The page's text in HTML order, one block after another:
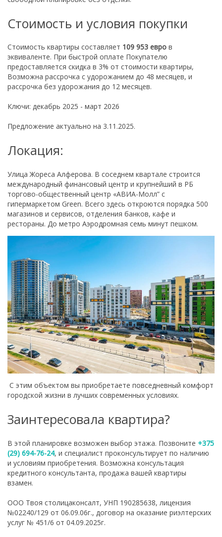
Стоимость и условия покупки
Стоимость квартиры составляет 109 953 евро в
эквиваленте. При быстрой оплате Покупателю
предоставляется скидка в 3% от стоимости квартиры,
Возможна рассрочка с удорожанием до 48 месяцев, и
рассрочка без удорожания до 12 месяцев.
Ключи: декабрь 2025 - март 2026
Предложение актуально на 3.11.2025.
Локация:
Улица Жореса Алферова. В соседнем квартале строится
международный финансовый центр и крупнейший в РБ
торгово-общественный центр «АВИА-Молл” с
гипермаркетом Green. Всего здесь откроются порядка 500
магазинов и сервисов, отделения банков, кафе и
рестораны. До метро Аэродромная семь минут пешком.
С этим объектом вы приобретаете повседневный комфорт
городской жизни в лучших современных условиях.
Заинтересовала квартира?
В этой планировке возможен выбор этажа. Позвоните +375
(29) 694-76-24, и специалист проконсультирует по наличию
и условиям приобретения. Возможна консультация
кредитного консультанта, продажа вашей квартиры
взамен.
ООО Твоя столицаконсалт, УНП 190285638, лицензия
№02240/129 от 06.09.06г., договор на оказание риэлтерских
услуг № 451/6 от 04.09.2025г.